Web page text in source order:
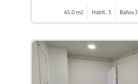
65.0 m2 Habit. 3 Baños 3